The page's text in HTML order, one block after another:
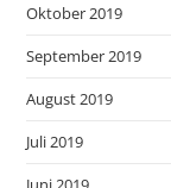
Oktober 2019
September 2019
August 2019
Juli 2019